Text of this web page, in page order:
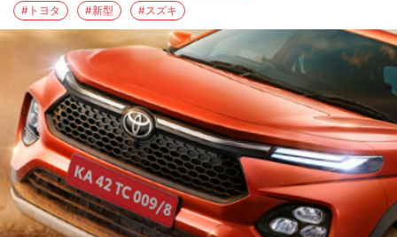
#トヨタ
#新型 #スズキ